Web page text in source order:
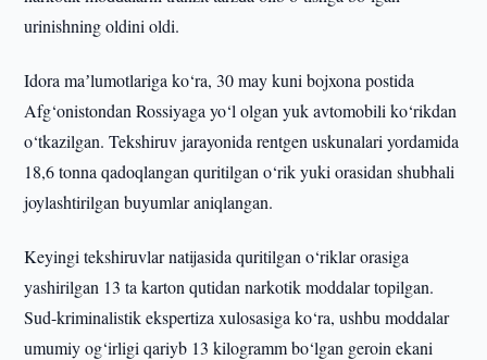
urinishning oldini oldi.
Idora maʼlumotlariga ko‘ra, 30 may kuni bojxona postida
Afg‘onistondan Rossiyaga yo‘l olgan yuk avtomobili ko‘rikdan
o‘tkazilgan. Tekshiruv jarayonida rentgen uskunalari yordamida
18,6 tonna qadoqlangan quritilgan o‘rik yuki orasidan shubhali
joylashtirilgan buyumlar aniqlangan.
Keyingi tekshiruvlar natijasida quritilgan o‘riklar orasiga
yashirilgan 13 ta karton qutidan narkotik moddalar topilgan.
Sud-kriminalistik ekspertiza xulosasiga ko‘ra, ushbu moddalar
umumiy og‘irligi qariyb 13 kilogramm bo‘lgan geroin ekani